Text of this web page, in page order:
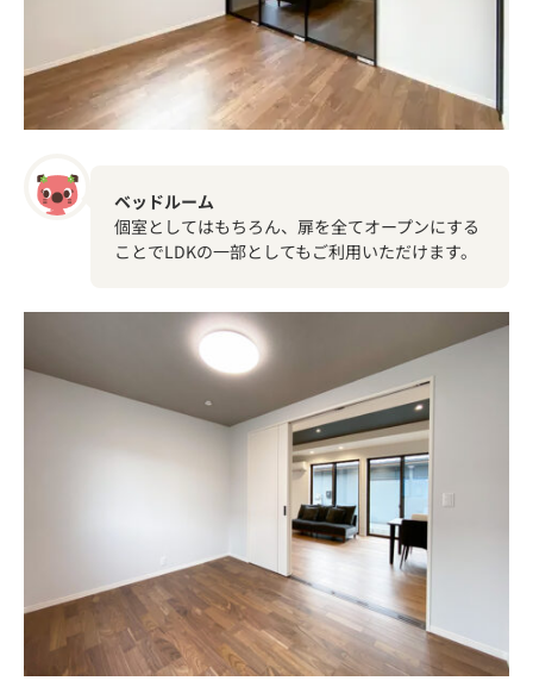
ベッドルーム
個室としてはもちろん、扉を全てオープンにする
ことでLDKの一部としてもご利用いただけます。